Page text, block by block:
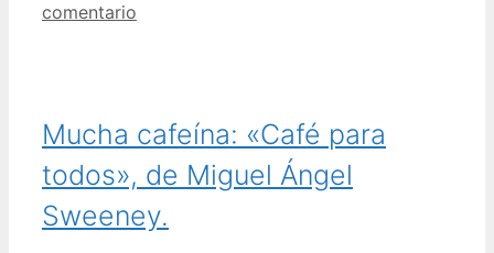
comentario
Mucha cafeína: «Café para
todos», de Miguel Ángel
Sweeney.